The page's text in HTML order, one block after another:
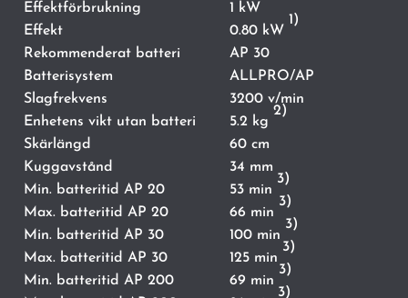
Effektförbrukning
1 kW
Effekt
0.80 kW
1)
Rekommenderat batteri
AP 30
Batterisystem
ALLPRO/AP
Slagfrekvens
3200 v/min
Enhetens vikt utan batteri
5.2 kg
2)
Skärlängd
60 cm
Kuggavstånd
34 mm
Min. batteritid AP 20
53 min
3)
Max. batteritid AP 20 66 min
3)
Min. batteritid AP 30 100 min
3)
Max. batteritid AP 30 125 min
3)
Min. batteritid AP 200 69 min
3)
3)